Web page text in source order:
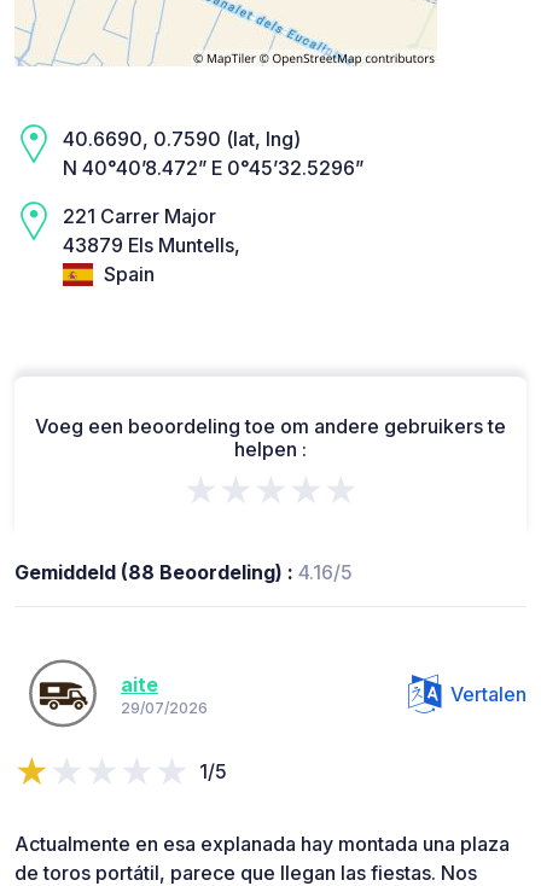
40.6690, 0.7590 (lat, lng)
N 40°40’8.472” E 0°45’32.5296”
221 Carrer Major
43879 Els Muntells,
Spain
Voeg een beoordeling toe om andere gebruikers te
helpen :
★★★★★
Gemiddeld (88 Beoordeling) : 4.16/5
aite
29/07/2026
Vertalen
1/5
Actualmente en esa explanada hay montada una plaza
de toros portátil, parece que llegan las fiestas. Nos